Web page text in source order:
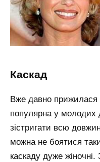
каскад
Вже давно прижилася
популярна у молодих
зістригати всю
можна не боятися
каскаду дуже